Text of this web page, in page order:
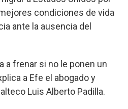
condiciones de vida
ante la ausencia del
a frenar si no le ponen un
a Efe el abogado y
Luis Alberto Padilla.